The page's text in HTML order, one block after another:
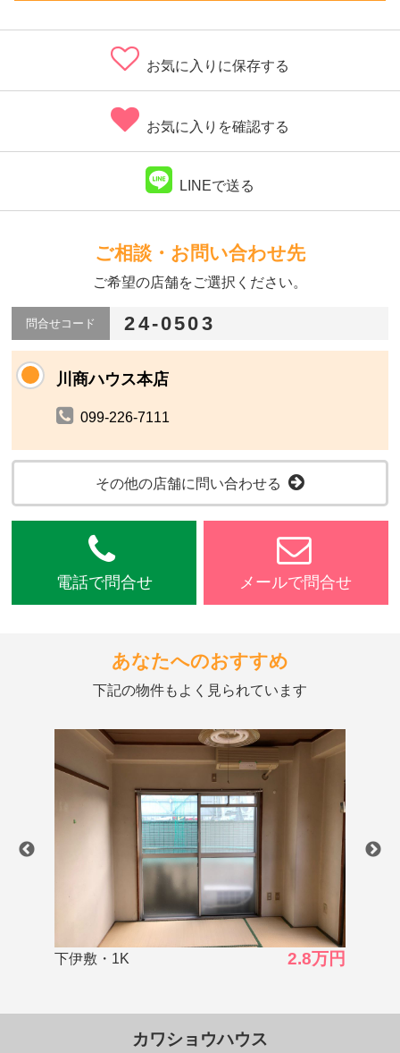
お気に入りに保存する
お気に入りを確認する
LINEで送る
ご相談・お問い合わせ先
ご希望の店舗をご選択ください。
問合せコード 24-0503
川商ハウス本店
099-226-7111
その他の店舗に問い合わせる
電話で問合せ メールで問合せ
あなたへのおすすめ
下記の物件もよく見られています
草牟田・1ﾙｰﾑ 3.2万円
カワショウハウス